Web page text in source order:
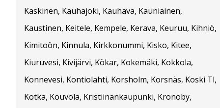
Kaskinen, Kauhajoki, Kauhava, Kauniainen,
Kaustinen, Keitele, Kempele, Kerava, Keuruu, Kihniö,
Kimitoön, Kinnula, Kirkkonummi, Kisko, Kitee,
Kiuruvesi, Kivijärvi, Kökar, Kokemäki, Kokkola,
Konnevesi, Kontiolahti, Korsholm, Korsnäs, Koski Tl,
Kotka, Kouvola, Kristiinankaupunki, Kronoby,